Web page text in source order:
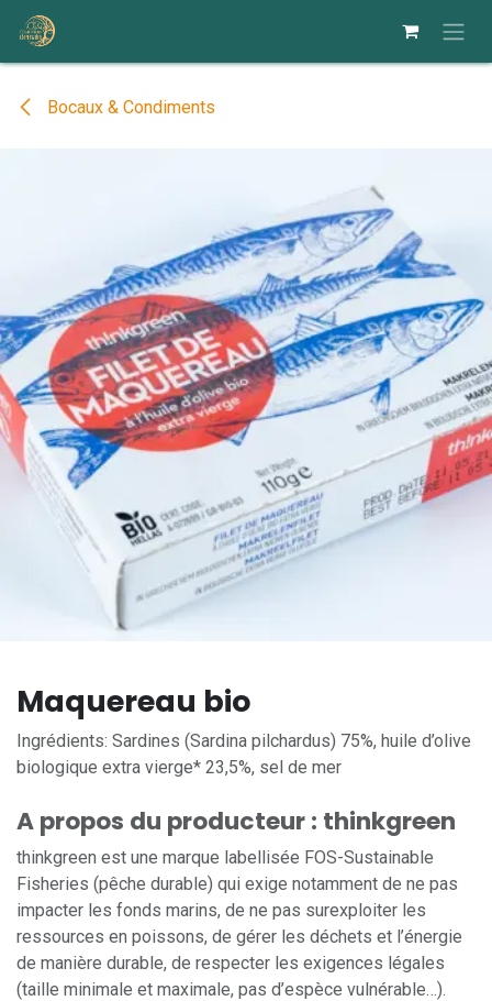
Se rendre au contenu
Bocaux & Condiments
Maquereau bio
Ingrédients: Sardines (Sardina pilchardus) 75%, huile d’olive
biologique extra vierge* 23,5%, sel de mer
A propos du producteur : thinkgreen
thinkgreen est une marque labellisée FOS-Sustainable
Fisheries (pêche durable) qui exige notamment de ne pas
impacter les fonds marins, de ne pas surexploiter les
ressources en poissons, de gérer les déchets et l’énergie
de manière durable, de respecter les exigences légales
(taille minimale et maximale, pas d’espèce vulnérable…).